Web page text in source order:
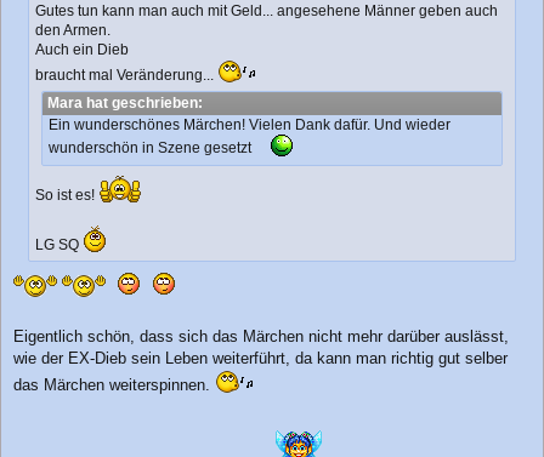
Gutes tun kann man auch mit Geld... angesehene Männer geben auch
den Armen.
Auch ein Dieb
braucht mal Veränderung...
Mara hat geschrieben:
Ein wunderschönes Märchen! Vielen Dank dafür. Und wieder
wunderschön in Szene gesetzt
So ist es!
LG SQ
Eigentlich schön, dass sich das Märchen nicht mehr darüber auslässt,
wie der EX-Dieb sein Leben weiterführt, da kann man richtig gut selber
das Märchen weiterspinnen.